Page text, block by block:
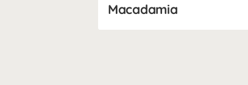
Macadamia